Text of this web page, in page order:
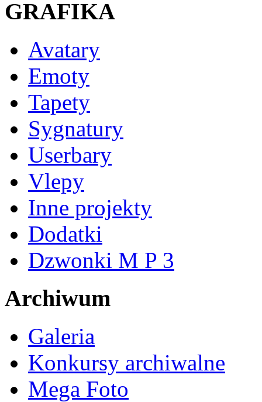
GRAFIKA
Avatary
Emoty
Tapety
Sygnatury
Userbary
Vlepy
Inne projekty
Dodatki
Dzwonki M P 3
Archiwum
Galeria
Konkursy archiwalne
Mega Foto